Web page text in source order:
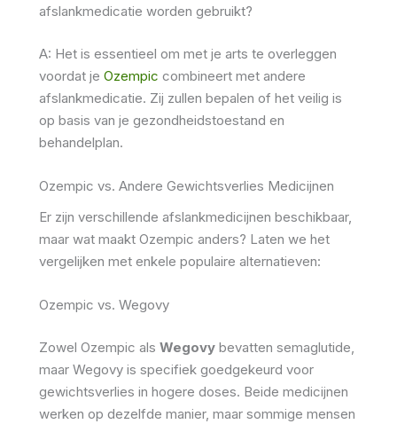
afslankmedicatie worden gebruikt?
A: Het is essentieel om met je arts te overleggen
voordat je Ozempic combineert met andere
afslankmedicatie. Zij zullen bepalen of het veilig is
op basis van je gezondheidstoestand en
behandelplan.
Ozempic vs. Andere Gewichtsverlies Medicijnen
Er zijn verschillende afslankmedicijnen beschikbaar,
maar wat maakt Ozempic anders? Laten we het
vergelijken met enkele populaire alternatieven:
Ozempic vs. Wegovy
Zowel Ozempic als Wegovy bevatten semaglutide,
maar Wegovy is specifiek goedgekeurd voor
gewichtsverlies in hogere doses. Beide medicijnen
werken op dezelfde manier, maar sommige mensen